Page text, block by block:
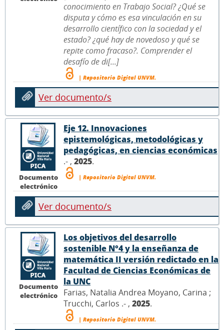
conocimiento en Trabajo Social? ¿Qué se
disputa y cómo es esa vinculación en su
desarrollo científico con la sociedad y el
estado? ¿qué hay de novedoso y qué se
repite como fracaso?. Comprender el
desafío de di[...]
| Repositorio Digital UNVM.
Ver documento/s
Documento
electrónico
Eje 12. Innovaciones
epistemológicas, metodológicas y
pedagógicas, en ciencias económicas
.- , 2025.
| Repositorio Digital UNVM.
Ver documento/s
Documento
electrónico
Los objetivos del desarrollo
sostenible N°4 y la enseñanza de
matemática II versión redictado en la
Facultad de Ciencias Económicas de
la UNC
Farias, Natalia Andrea Moyano, Carina ;
Trucchi, Carlos .- , 2025.
| Repositorio Digital UNVM.